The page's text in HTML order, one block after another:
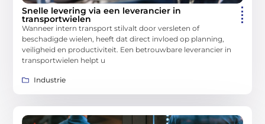
Snelle levering via een leverancier in
transportwielen
Wanneer intern transport stilvalt door versleten of
beschadigde wielen, heeft dat direct invloed op planning,
veiligheid en productiviteit. Een betrouwbare leverancier in
transportwielen helpt u
Industrie